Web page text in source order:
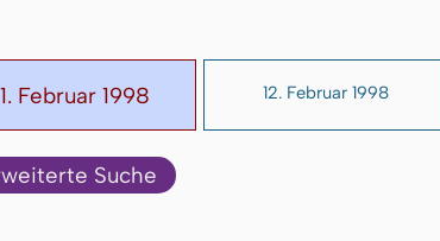
Februar 1998 12. Februar 1998
Suche